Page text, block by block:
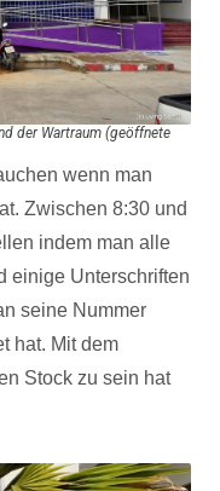
der Wartraum (geöffnete
wenn man
Zwischen 8:30 und
indem man alle
einige Unterschriften
seine Nummer
hat. Mit dem
Stock zu sein hat